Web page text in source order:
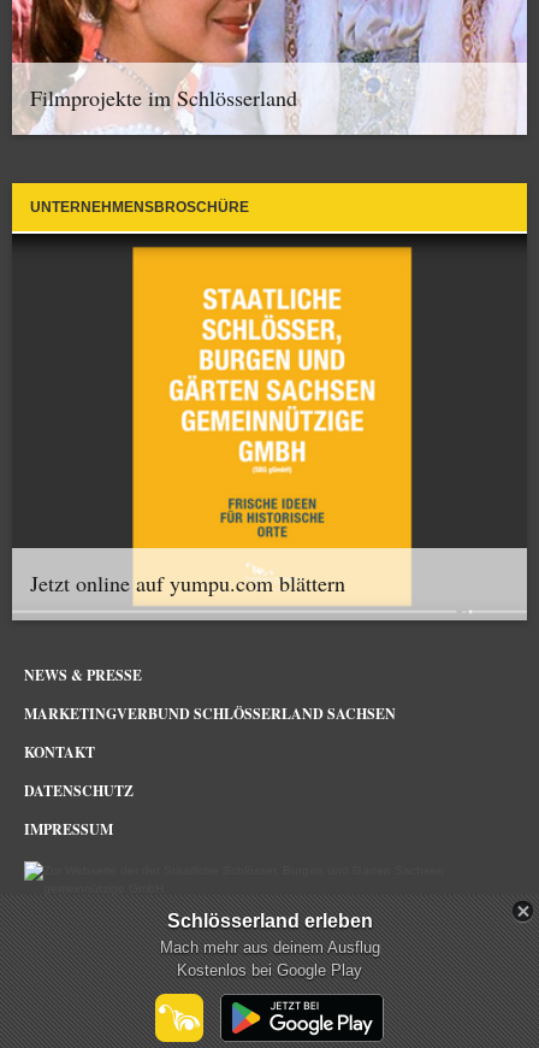
Filmprojekte im Schlösserland
UNTERNEHMENSBROSCHÜRE
Jetzt online auf yumpu.com blättern
NEWS & PRESSE
MARKETINGVERBUND SCHLÖSSERLAND SACHSEN
KONTAKT
DATENSCHUTZ
IMPRESSUM
Schlösserland Sachsen im Netz
Schlösserland erleben
Mach mehr aus deinem Ausflug
Kostenlos bei Google Play
mehr